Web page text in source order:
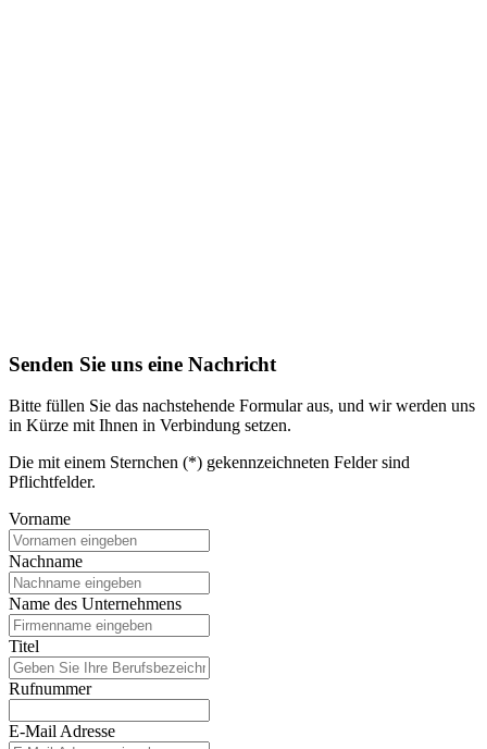
Senden Sie uns eine Nachricht
Bitte füllen Sie das nachstehende Formular aus, und wir werden uns
in Kürze mit Ihnen in Verbindung setzen.
Die mit einem Sternchen (*) gekennzeichneten Felder sind
Pflichtfelder.
Vorname
Nachname
Name des Unternehmens
Titel
Rufnummer
E-Mail Adresse